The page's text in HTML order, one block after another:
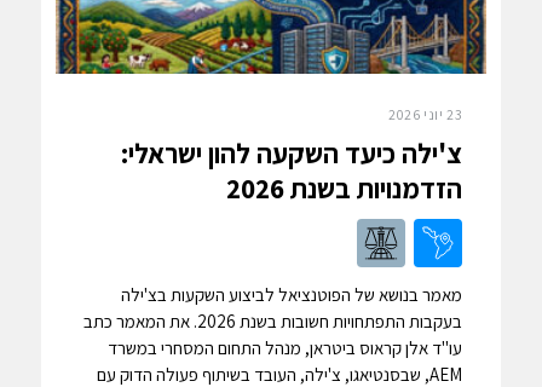
23 יוני 2026
צ'ילה כיעד השקעה להון ישראלי:
הזדמנויות בשנת 2026
מאמר בנושא של הפוטנציאל לביצוע השקעות בצ'ילה
בעקבות התפתחויות חשובות בשנת 2026. את המאמר כתב
עו"ד אלן קראוס ביטראן, מנהל התחום המסחרי במשרד
AEM, שבסנטיאגו, צ'ילה, העובד בשיתוף פעולה הדוק עם